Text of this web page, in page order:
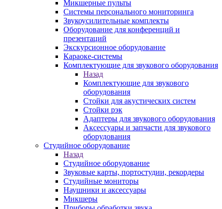
Микшерные пульты
Системы персонального мониторинга
Звукоусилительные комплекты
Оборудование для конференций и
презентаций
Экскурсионное оборудование
Караоке-системы
Комплектующие для звукового оборудования
Назад
Комплектующие для звукового
оборудования
Стойки для акустических систем
Стойки рэк
Адаптеры для звукового оборудования
Аксессуары и запчасти для звукового
оборудования
Студийное оборудование
Назад
Студийное оборудование
Звуковые карты, портостудии, рекордеры
Студийные мониторы
Наушники и аксессуары
Микшеры